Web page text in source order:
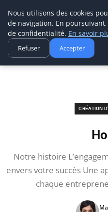
Ms Events Europe
Accueil Création d’entreprise
CRÉATION
Notre histoire
envers votre succès Une
chaque
Nous utilisons des cookies
de navigation. En
de confidentialité. En savoir
Refuser Accepter